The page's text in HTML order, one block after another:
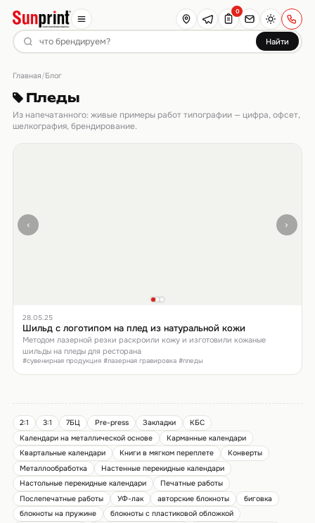
Найти
0
Главная/Блог
Пледы
Из напечатанного: живые примеры работ типографии — цифра, офсет,
шелкография, брендирование.
‹ ›
28.05.25
Шильд с логотипом на плед из натуральной кожи
Методом лазерной резки раскроили кожу и изготовили кожаные
шильды на пледы для ресторана
#сувенирная продукция #лазерная гравировка #пледы
2:1 3:1 7БЦ Pre-press Закладки
КБС
Календари на металлической основе
Карманные календари
Квартальные календари
Книги в мягком переплете
Конверты
Металлообработка
Настенные перекидные календари
Настольные перекидные календари
Печатные работы
Послепечатные работы
УФ-лак авторские блокноты
биговка
блокноты на пружине
блокноты с пластиковой обложкой